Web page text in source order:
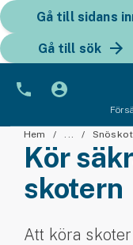
Gå till sidans
Gå till sök
Bil
Fordon
Hem ...
Kör
skotern
Att köra